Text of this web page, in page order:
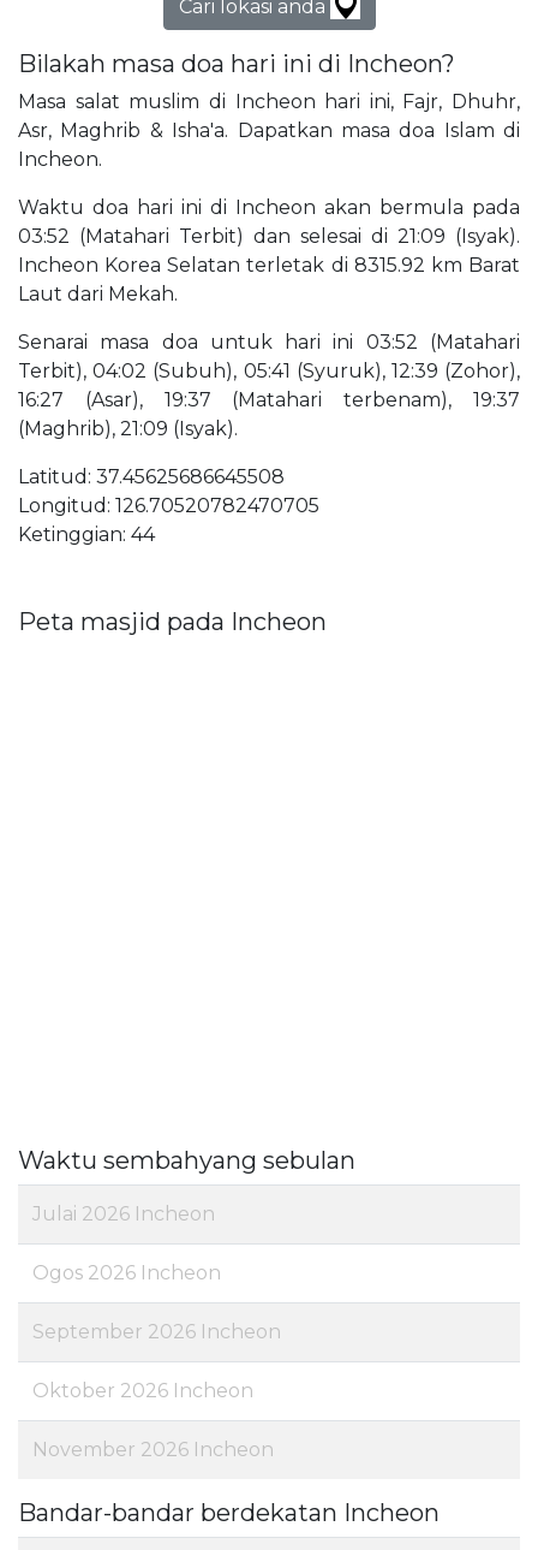
Cari lokasi anda
Bilakah masa doa hari ini di Incheon?
Masa salat muslim di Incheon hari ini, Fajr, Dhuhr,
Asr, Maghrib & Isha'a. Dapatkan masa doa Islam di
Incheon.
Waktu doa hari ini di Incheon akan bermula pada
03:52 (Matahari Terbit) dan selesai di 21:09 (Isyak).
Incheon Korea Selatan terletak di 8315.92 km Barat
Laut dari Mekah.
Senarai masa doa untuk hari ini 03:52 (Matahari
Terbit), 04:02 (Subuh), 05:41 (Syuruk), 12:39 (Zohor),
16:27 (Asar), 19:37 (Matahari terbenam), 19:37
(Maghrib), 21:09 (Isyak).
Latitud: 37.45625686645508
Longitud: 126.70520782470705
Ketinggian: 44
Peta masjid pada Incheon
Waktu sembahyang sebulan
Julai 2026 Incheon
Ogos 2026 Incheon
September 2026 Incheon
Oktober 2026 Incheon
November 2026 Incheon
Bandar-bandar berdekatan Incheon